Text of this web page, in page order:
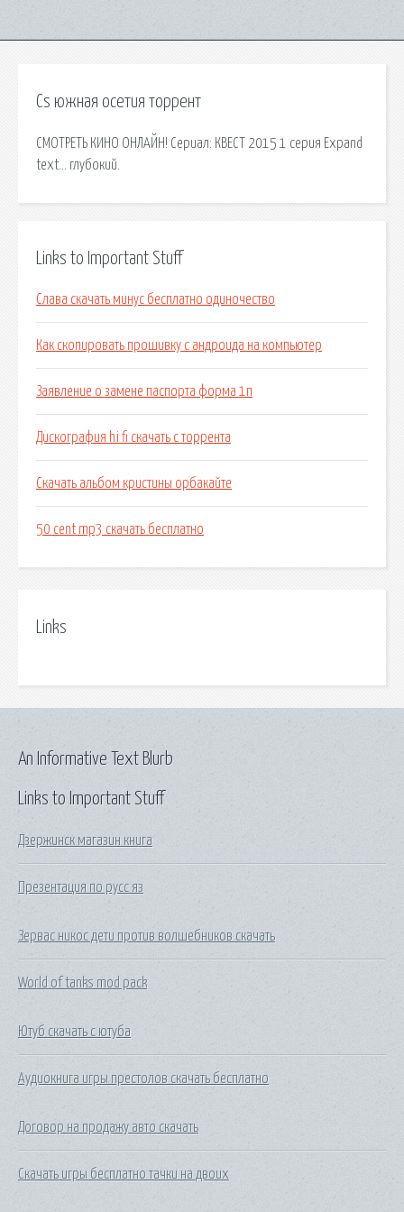
Cs южная осетия торрент
СМОТРЕТЬ КИНО ОНЛАЙН! Сериал: КВЕСТ 2015 1 серия Expand
text… глубокий.
Links to Important Stuff
Слава скачать минус бесплатно одиночество
Как скопировать прошивку с андроида на компьютер
Заявление о замене паспорта форма 1п
Дискография hi fi скачать с торрента
Скачать альбом кристины орбакайте
50 cent mp3 скачать бесплатно
Links
Links to Important Stuff
Дзержинск магазин книга
Презентация по русс яз
Зервас никос дети против волшебников скачать
World of tanks mod pack
Ютуб скачать с ютуба
Аудиокнига игры престолов скачать бесплатно
Договор на продажу авто скачать
Скачать игры бесплатно тачки на двоих
An Informative Text Blurb